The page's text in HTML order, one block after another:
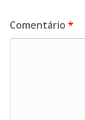
Comentário *